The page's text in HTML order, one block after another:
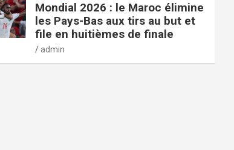
Mondial 2026 : le Maroc élimine
les Pays-Bas aux tirs au but et
file en huitièmes de finale
admin